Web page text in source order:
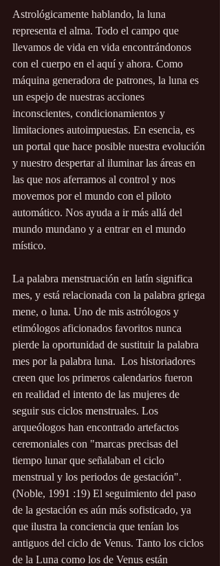
Astrológicamente hablando, la luna
representa el alma. Todo el campo que
llevamos de vida en vida encontrándonos
con el cuerpo en el aquí y ahora. Como
máquina generadora de patrones, la luna es
un espejo de nuestras acciones
inconscientes, condicionamientos y
limitaciones autoimpuestas. En esencia, es
un portal que hace posible nuestra evolución
y nuestro despertar al iluminar las áreas en
las que nos aferramos al control y nos
movemos por el mundo con el piloto
automático. Nos ayuda a ir más allá del
mundo mundano y a entrar en el mundo
místico.
La palabra menstruación en latín significa
mes, y está relacionada con la palabra griega
mene, o luna. Uno de mis astrólogos y
etimólogos aficionados favoritos nunca
pierde la oportunidad de sustituir la palabra
mes por la palabra luna.  Los historiadores
creen que los primeros calendarios fueron
en realidad el intento de las mujeres de
seguir sus ciclos menstruales. Los
arqueólogos han encontrado artefactos
ceremoniales con "marcas precisas del
tiempo lunar que señalaban el ciclo
menstrual y los periodos de gestación".
(Noble, 1991 :19) El seguimiento del paso
de la gestación es aún más sofisticado, ya
que ilustra la conciencia que tenían los
antiguos del ciclo de Venus. Tanto los ciclos
de la Luna como los de Venus están